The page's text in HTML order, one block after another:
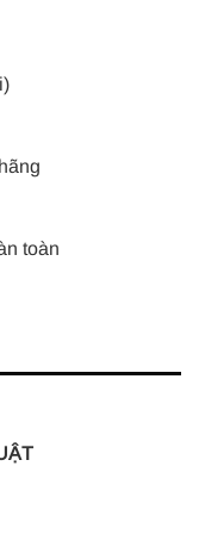
toàn